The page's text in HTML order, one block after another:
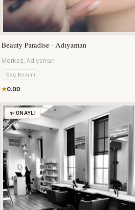
Beauty Paradise - Adıyaman
Merkez, Adıyaman
Saç Kesimi
0.00
✨ ONAYLI